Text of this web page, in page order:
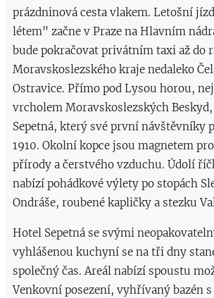
prázdninová cesta vlakem. Letošní
létem" začne v Praze na Hlavním
bude pokračovat privátním taxi až do
Moravskoslezského kraje nedaleko
Ostravice. Přímo pod Lysou horou,
vrcholem Moravskoslezských
Sepetná, který své první návštěvníky
1910. Okolní kopce jsou magnetem
přírody a čerstvého vzduchu. Údolí
nabízí pohádkové výlety po stopách
Ondráše, roubené kapličky a stezku
Hotel Sepetná se svými
vyhlášenou kuchyní se na tři dny
společný čas. Areál nabízí spoustu
Venkovní posezení, vyhřívaný bazén